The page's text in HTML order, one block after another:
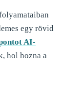
egy rövid
AI-
hol hozna a